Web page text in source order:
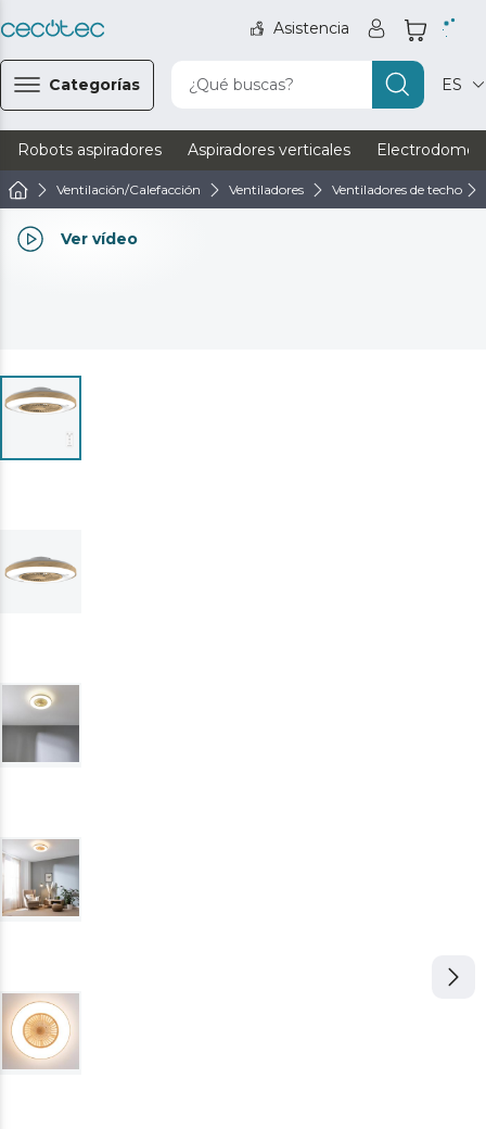
Asistencia
Categorías ¿Qué buscas? ES
Robots aspiradores Aspiradores verticales
Ventilación/Calefacción Ventiladores Ventiladores de techo
Ver vídeo